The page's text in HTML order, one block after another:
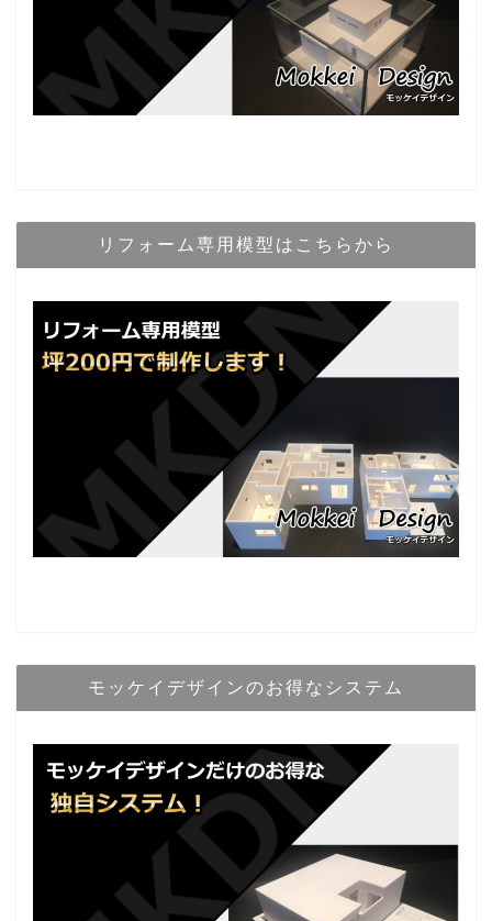
リフォーム専用模型はこちらから
モッケイデザインのお得なシステム